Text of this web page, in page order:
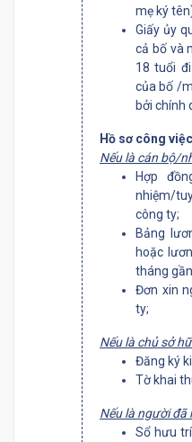
mẹ ký
Giấy ủy
cả bố và
18 tuổi
của bố /
bởi chính
Hồ sơ công việc
Nếu là cán bộ/
Hợp
nhiệm/
công ty;
Bảng
hoặc
tháng
Đơn xin
ty;
Nếu là chủ sở
Đăng ký
Tờ khai
Nếu là người đã
Sổ hưu